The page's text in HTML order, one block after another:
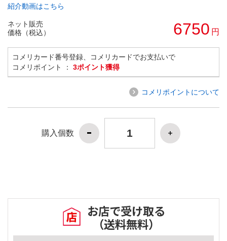
紹介動画はこちら
ネット販売
価格（税込）
6750 円
コメリカード番号登録、コメリカードでお支払いで
コメリポイント ： 3ポイント獲得
コメリポイントについて
購入個数
お店で受け取る
（送料無料）